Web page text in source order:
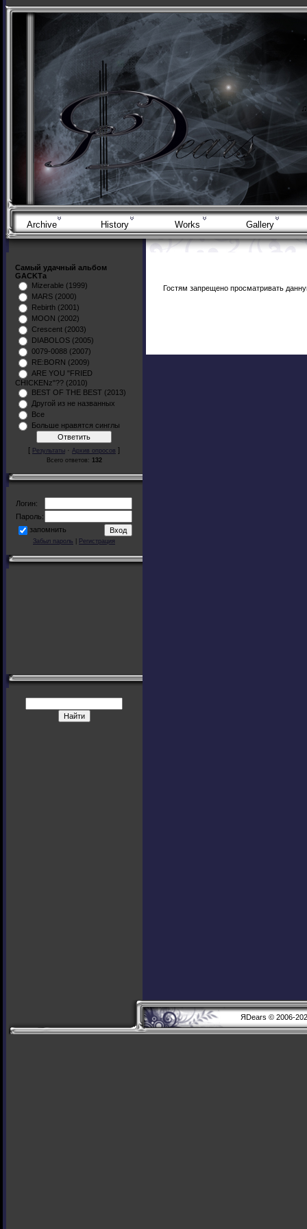
♫
Archive History Works Gallery
Самый удачный альбом
GACKTа
Mizerable (1999)
MARS (2000)
Rebirth (2001)
MOON (2002)
Crescent (2003)
DIABOLOS (2005)
0079-0088 (2007)
RE:BORN (2009)
ARE YOU "FRIED
CHICKENz"?? (2010)
BEST OF THE BEST (2013)
Другой из не названных
Все
Больше нравятся синглы
[ Результаты · Архив опросов ]
Всего ответов: 132
Логин:
Пароль:
запомнить
Забыл пароль Регистрация
Гостям запрещено просматривать
ЯDears © 2006-